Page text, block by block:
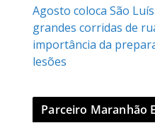
Agosto coloca São
grandes corridas de
importância da
lesões
Parceiro Maranhão